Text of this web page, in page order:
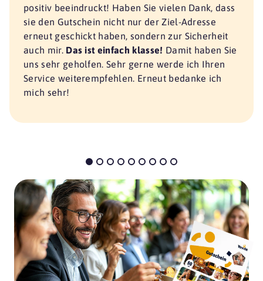
positiv beeindruckt! Haben Sie vielen Dank, dass
sie den Gutschein nicht nur der Ziel-Adresse
erneut geschickt haben, sondern zur Sicherheit
auch mir. Das ist einfach klasse! Damit haben Sie
uns sehr geholfen. Sehr gerne werde ich Ihren
Service weiterempfehlen. Erneut bedanke ich
mich sehr!